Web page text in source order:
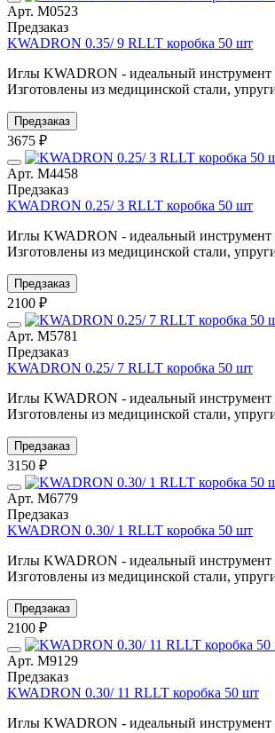
Арт. М0523
Предзаказ
KWADRON 0.35/ 9 RLLT коробка 50 шт
Иглы KWADRON - идеальный инструмент
Изготовлены из медицинской стали,
Предзаказ
3675 ₽
Арт. М4458
Предзаказ
KWADRON 0.25/ 3 RLLT коробка 50 шт
Иглы KWADRON - идеальный инструмент
Изготовлены из медицинской стали,
Предзаказ
2100 ₽
Арт. М5781
Предзаказ
KWADRON 0.25/ 7 RLLT коробка 50 шт
Иглы KWADRON - идеальный инструмент
Изготовлены из медицинской стали,
Предзаказ
3150 ₽
Арт. М6779
Предзаказ
KWADRON 0.30/ 1 RLLT коробка 50 шт
Иглы KWADRON - идеальный инструмент
Изготовлены из медицинской стали,
Предзаказ
2100 ₽
Арт. М9129
Предзаказ
KWADRON 0.30/ 11 RLLT коробка 50 шт
Иглы KWADRON - идеальный инструмент